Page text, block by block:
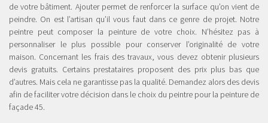
de votre bâtiment. Ajouter permet de renforcer la surface qu’on vient de
peindre. On est l’artisan qu’il vous faut dans ce genre de projet. Notre
peintre peut composer la peinture de votre choix. N’hésitez pas à
personnaliser le plus possible pour conserver l’originalité de votre
maison. Concernant les frais des travaux, vous devez obtenir plusieurs
devis gratuits. Certains prestataires proposent des prix plus bas que
d’autres. Mais cela ne garantisse pas la qualité. Demandez alors des devis
afin de faciliter votre décision dans le choix du peintre pour la peinture de
façade 45.